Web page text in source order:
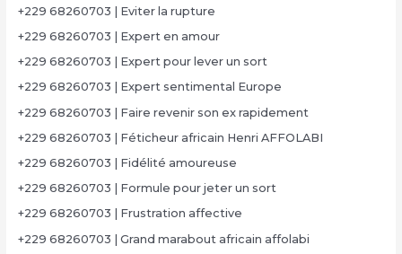
+229 68260703 | Eviter la rupture
+229 68260703 | Expert en amour
+229 68260703 | Expert pour lever un sort
+229 68260703 | Expert sentimental Europe
+229 68260703 | Faire revenir son ex rapidement
+229 68260703 | Féticheur africain Henri AFFOLABI
+229 68260703 | Fidélité amoureuse
+229 68260703 | Formule pour jeter un sort
+229 68260703 | Frustration affective
+229 68260703 | Grand marabout africain affolabi